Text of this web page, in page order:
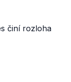
činí rozloha